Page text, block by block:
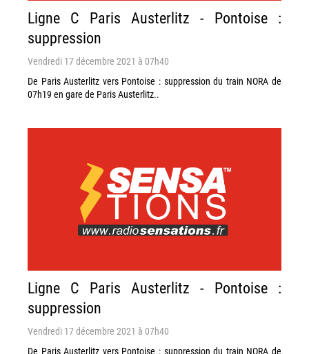
Ligne C Paris Austerlitz - Pontoise :
suppression
Vendredi 17 décembre 2021 à 07h40
De Paris Austerlitz vers Pontoise : suppression du train NORA de
07h19 en gare de Paris Austerlitz..
Ligne C Paris Austerlitz - Pontoise :
suppression
Vendredi 17 décembre 2021 à 07h40
De Paris Austerlitz vers Pontoise : suppression du train NORA de